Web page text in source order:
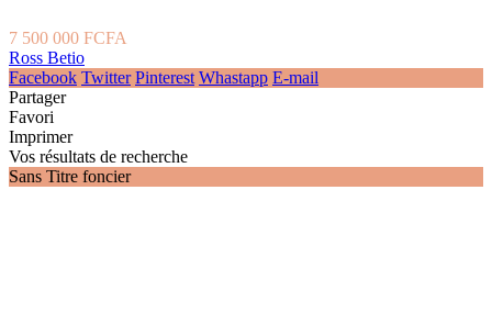
7 500 000 FCFA
Ross Betio
Facebook Twitter Pinterest Whastapp E-mail
Partager
Favori
Imprimer
Vos résultats de recherche
Sans Titre foncier